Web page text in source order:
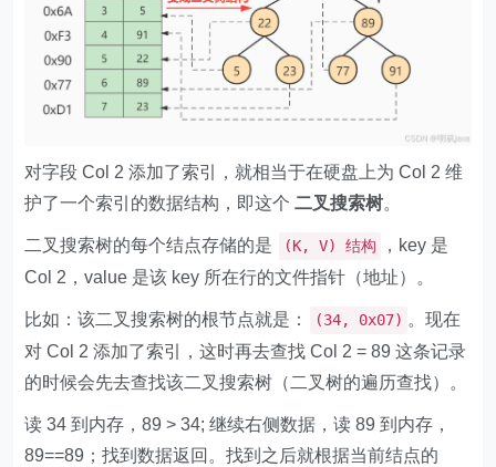
对字段 Col 2 添加了索引，就相当于在硬盘上为 Col 2 维
护了一个索引的数据结构，即这个二叉搜索树。
二叉搜索树的每个结点存储的是 (K, V) 结构
，key 是
Col 2，value 是该 key 所在行的文件指针（地址）。
比如：该二叉搜索树的根节点就是： (34, 0x07) 。现在
对 Col 2 添加了索引，这时再去查找 Col 2 = 89 这条记录
的时候会先去查找该二叉搜索树（二叉树的遍历查找）。
读 34 到内存，89 > 34; 继续右侧数据，读 89 到内存，
89==89；找到数据返回。找到之后就根据当前结点的